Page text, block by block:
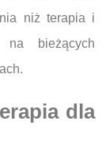
niż terapia i
na bieżących
dla